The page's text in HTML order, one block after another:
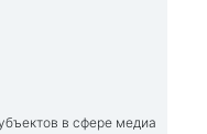
в сфере медиа